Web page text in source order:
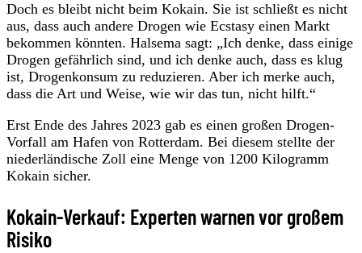
Doch es bleibt nicht beim Kokain. Sie ist schließt es nicht
aus, dass auch andere Drogen wie Ecstasy einen Markt
bekommen könnten. Halsema sagt: „Ich denke, dass einige
Drogen gefährlich sind, und ich denke auch, dass es klug
ist, Drogenkonsum zu reduzieren. Aber ich merke auch,
dass die Art und Weise, wie wir das tun, nicht hilft.“
Erst Ende des Jahres 2023 gab es einen großen Drogen-
Vorfall am Hafen von Rotterdam. Bei diesem stellte der
niederländische Zoll eine Menge von 1200 Kilogramm
Kokain sicher.
Kokain-Verkauf: Experten warnen vor großem
Risiko